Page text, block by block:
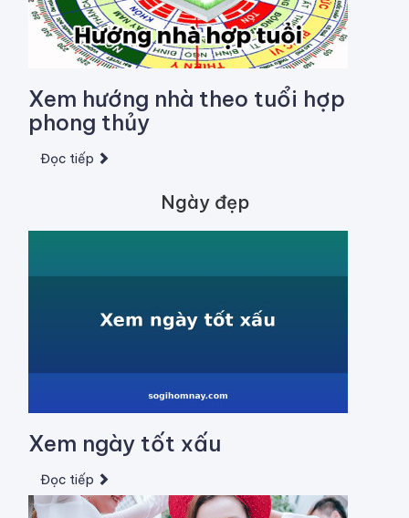
Xem hướng nhà theo tuổi hợp
phong thủy
Đọc tiếp
Ngày đẹp
Xem ngày tốt xấu
Đọc tiếp